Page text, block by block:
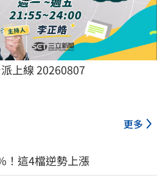
派上線 20260807
更多
！這4檔逆勢上漲